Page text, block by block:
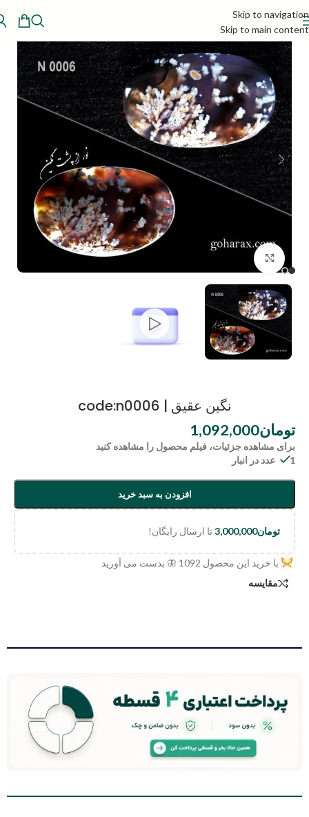
Skip to navigation
Skip to main content
بزرگنمایی تصویر
نگین عقیق | code:n0006
تومان1,092,000
برای مشاهده جزئیات، فیلم محصول را مشاهده کنید
1 عدد در انبار
افزودن به سبد خرید
تومان3,000,000تا ارسال رایگان!
با خرید این محصول 1092 🦋 بدست می آورید
مقایسه